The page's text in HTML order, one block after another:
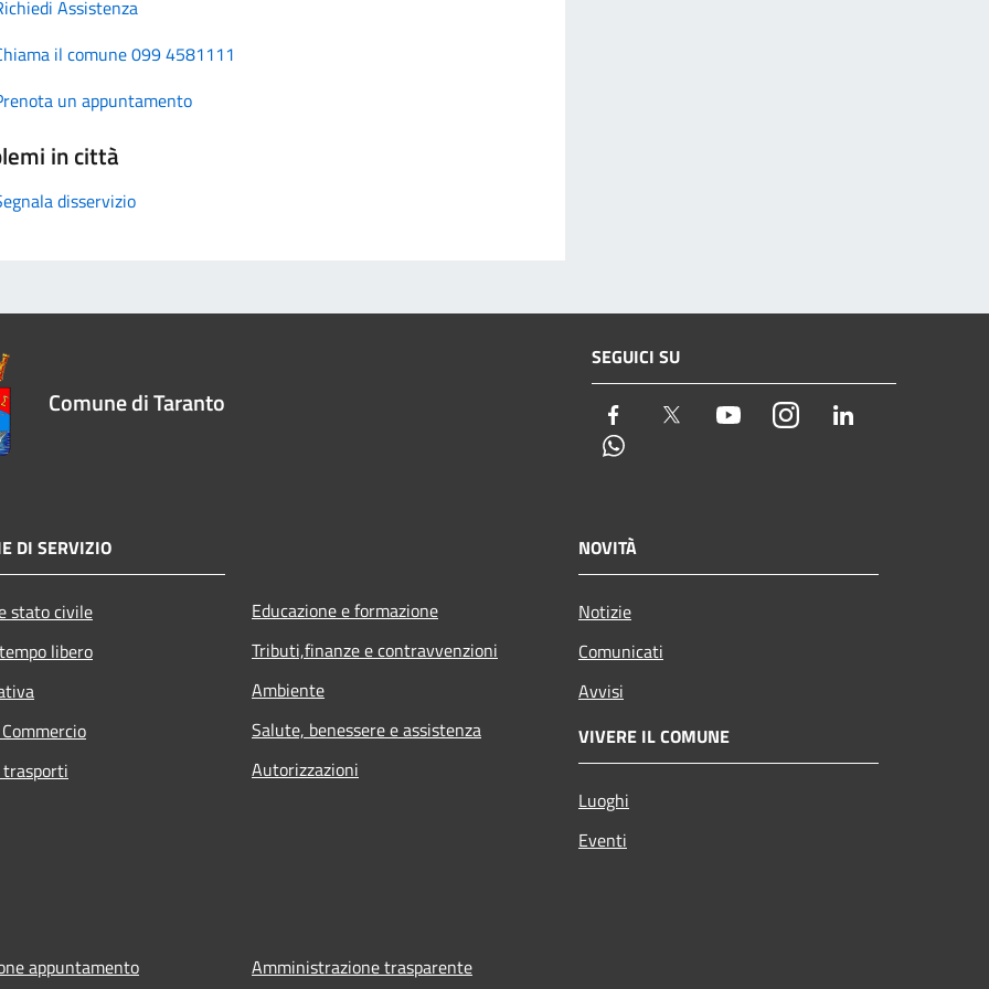
Assistenza
il comune 099 4581111
un appuntamento
in città
disservizio
Comune di Taranto
SEGUICI SU
Facebook Twitter YoutubeInstagram
DI SERVIZIO
stato civile
libero
Educazione e formazione
Tributi,finanze e contravvenzioni
Ambiente
Salute, benessere e assistenza
Autorizzazioni
NOVITÀ
Notizie
Comunicati
Avvisi
VIVERE IL COMUNE
Luoghi
Eventi
appuntamento Amministrazione trasparente